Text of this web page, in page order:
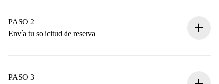
Tienes toda la información necesaria por adelantado.
PASO 2
Envía tu solicitud de reserva
propietario acepte.
PASO 3